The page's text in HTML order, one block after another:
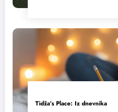
Tidža’s Place: Iz dnevnika